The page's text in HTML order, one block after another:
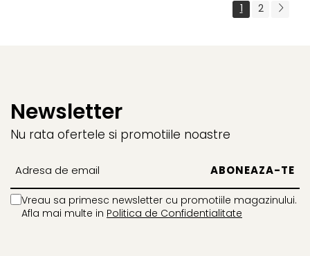
1 2
Newsletter
Nu rata ofertele si promotiile noastre
Vreau sa primesc newsletter cu promotiile magazinului.
Afla mai multe in Politica de Confidentialitate